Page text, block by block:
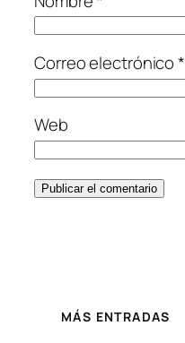
Correo electrónico*
Web
MÁS ENTRADAS